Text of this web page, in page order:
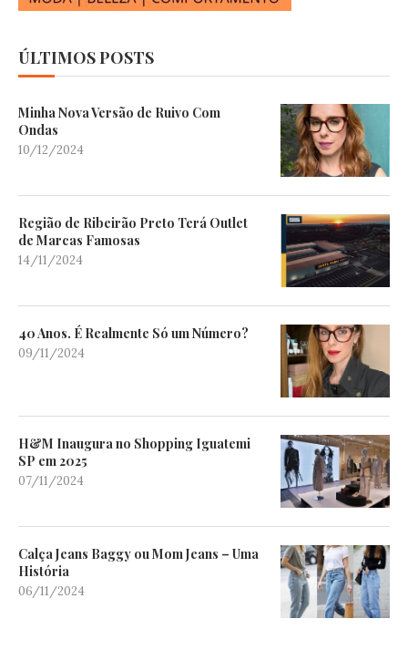
ÚLTIMOS POSTS
Minha Nova Versão de Ruivo Com
Ondas
10/12/2024
Região de Ribeirão Preto Terá Outlet
de Marcas Famosas
14/11/2024
40 Anos. É Realmente Só um Número?
09/11/2024
H&M Inaugura no Shopping Iguatemi
SP em 2025
07/11/2024
Calça Jeans Baggy ou Mom Jeans – Uma
História
06/11/2024